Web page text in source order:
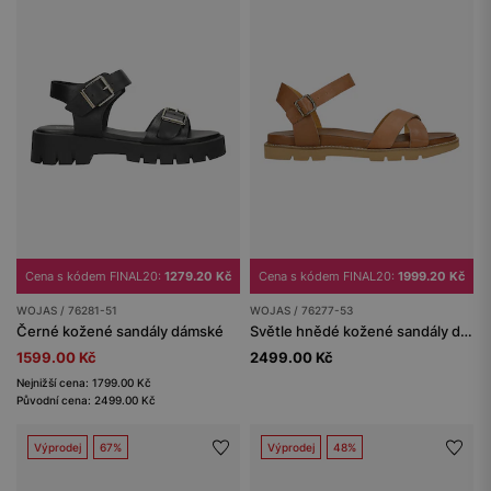
Cena s kódem FINAL20: 1279.20 Kč
WOJAS / 76281-51
Černé kožené sandály dámské
1599.00 Kč
Nejnižší cena: 1799.00 Kč
Původní cena: 2499.00 Kč
Cena s kódem FINAL20: 1999.20 Kč
WOJAS / 76277-53
Světle hnědé kožené sandály dámské
2499.00 Kč
Výprodej 67% Výprodej 48%